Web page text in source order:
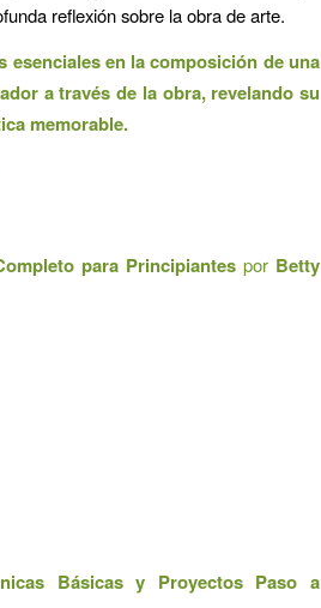
reflexión sobre la obra de arte.
esenciales en la composición de una
a través de la obra, revelando su
memorable.
para Principiantespor Betty
Básicas y Proyectos Paso a